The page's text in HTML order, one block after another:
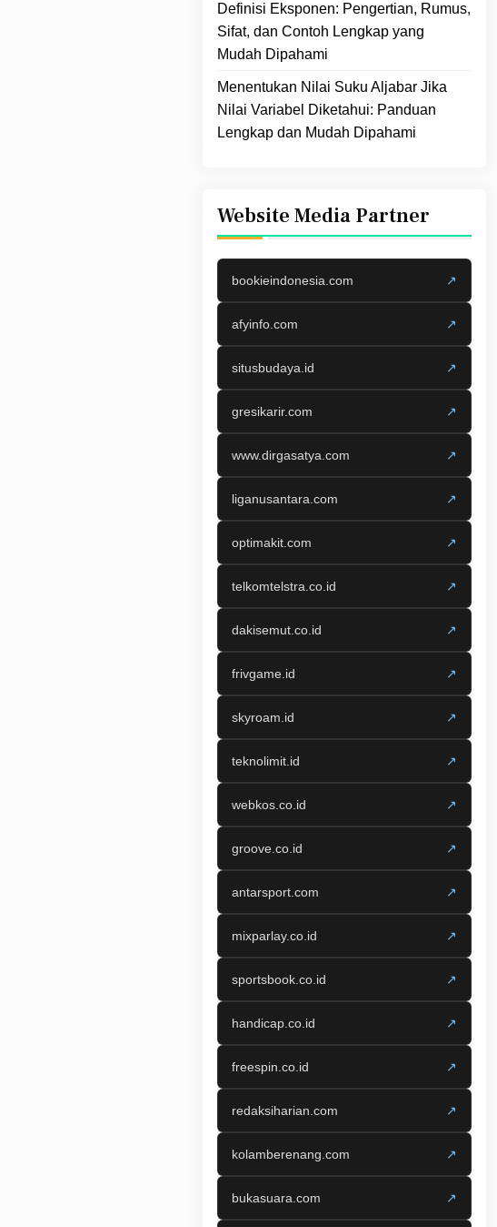
Definisi Eksponen: Pengertian, Rumus,
Sifat, dan Contoh Lengkap yang
Mudah Dipahami
Menentukan Nilai Suku Aljabar Jika
Nilai Variabel Diketahui: Panduan
Lengkap dan Mudah Dipahami
Website Media Partner
bookieindonesia.com ↗
afyinfo.com ↗
situsbudaya.id ↗
gresikarir.com ↗
www.dirgasatya.com ↗
liganusantara.com ↗
optimakit.com ↗
telkomtelstra.co.id ↗
dakisemut.co.id ↗
frivgame.id ↗
skyroam.id ↗
teknolimit.id ↗
webkos.co.id ↗
groove.co.id ↗
antarsport.com ↗
mixparlay.co.id ↗
sportsbook.co.id ↗
handicap.co.id ↗
freespin.co.id ↗
redaksiharian.com ↗
kolamberenang.com ↗
bukasuara.com ↗